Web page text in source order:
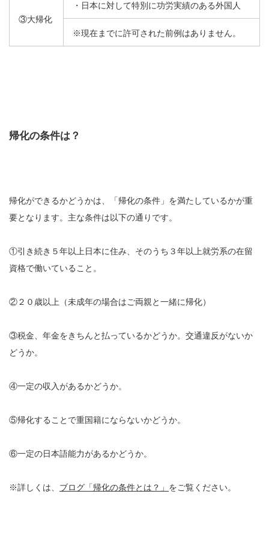
③大帰化
・日本に対して特別に功労実績のある外国人
※現在までに許可された前例はありません。
帰化の条件は？
帰化ができるかどうかは、「帰化の条件」を満たしているかが重
要となります。主な条件は以下の通りです。
①引き続き５年以上日本に住み、そのうち３年以上就労系の在留
資格で働いていること。
②２０歳以上（未成年の場合はご両親と一緒に帰化）
③税金、年金をきちんと払っているかどうか。交通違反がないか
どうか。
④一定の収入があるかどうか。
⑤帰化することで重国籍にならないかどうか。
⑥一定の日本語能力があるかどうか。
※詳しくは、 ブログ「帰化の条件とは？」 をご覧ください。